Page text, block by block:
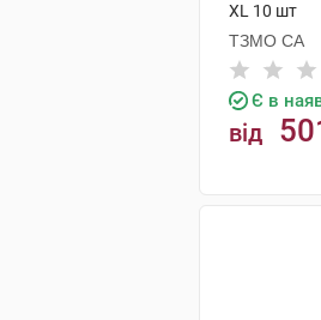
XL 10 шт
ТЗМО СА
Є в
від